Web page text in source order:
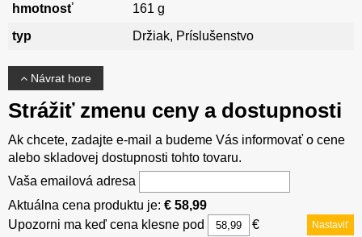
hmotnosť
161 g
typ
Držiak, Príslušenstvo
Návrat hore
Strážiť zmenu ceny a dostupnosti
Ak chcete, zadajte e-mail a budeme Vás informovať o cene
alebo skladovej dostupnosti tohto tovaru.
Vaša emailová adresa
Aktuálna cena produktu je: € 58,99
Upozorni ma keď cena klesne pod
€ Nastaviť